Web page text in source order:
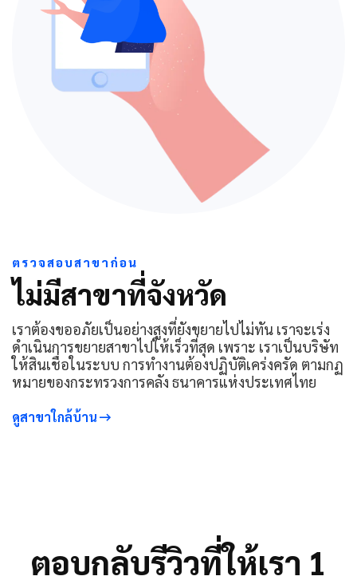
ตรวจสอบสาขาก่อน
ไม่มีสาขาที่จังหวัด
เราต้องขออภัยเป็นอย่างสูงที่ยังขยายไปไม่ทัน เราจะเร่ง
ดำเนินการขยายสาขาไปให้เร็วที่สุด เพราะ เราเป็นบริษัท
ให้สินเชื่อในระบบ การทำงานต้องปฏิบัติเคร่งครัด ตามกฏ
หมายของกระทรวงการคลัง ธนาคารแห่งประเทศไทย
ดูสาขาใกล้บ้าน
ตอบกลับรีวิวที่ให้เรา 1